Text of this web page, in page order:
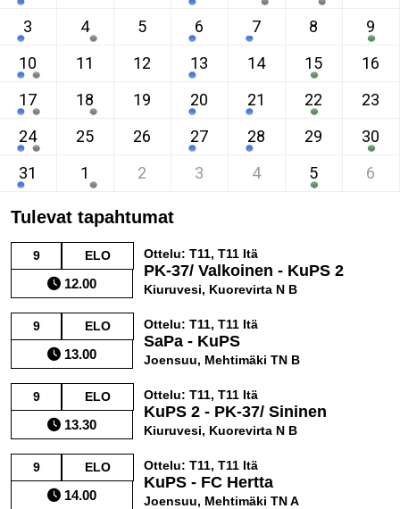
3
4 5 6 7 8
9
10
11 12 13 14 15
16
17
18 19 20 21 22
23
24
25 26 27 28 29
30
31
1 2 3 4 5 6
Tulevat tapahtumat
9 ELO
12.00
Ottelu: T11, T11 Itä
PK-37/ Valkoinen - KuPS 2
Kiuruvesi, Kuorevirta N B
9 ELO
13.00
Ottelu: T11, T11 Itä
SaPa - KuPS
Joensuu, Mehtimäki TN B
9 ELO
13.30
Ottelu: T11, T11 Itä
KuPS 2 - PK-37/ Sininen
Kiuruvesi, Kuorevirta N B
9 ELO
14.00
Ottelu: T11, T11 Itä
KuPS - FC Hertta
Joensuu, Mehtimäki TN A